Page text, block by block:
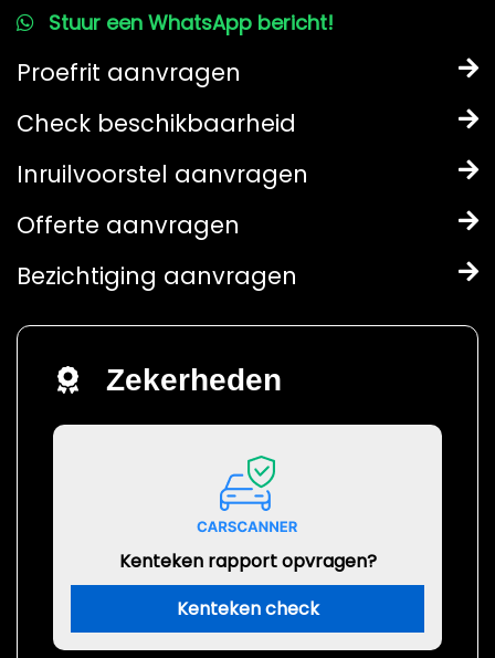
Stuur een WhatsApp bericht!
Proefrit aanvragen
Check beschikbaarheid
Inruilvoorstel aanvragen
Offerte aanvragen
Bezichtiging aanvragen
Zekerheden
Kenteken rapport opvragen?
Kenteken check